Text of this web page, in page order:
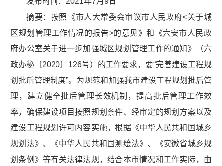
摘要：按照《市人大常委会审议市人民政府<关于城
区规划管理工作情况的报告>的意见》和《六安市人民政
府办公室关于进一步加强城区规划管理工作的通知》（六
政办秘〔2020〕126号）的工作要求，要“完善建设工程规
划批后管理制度”。为规范和加强我市建设工程规划批后管
理，建立健全批后管理长效机制，提高批后管理工作效
率，确保建设项目按照规划条件、经审定的规划方案以及
建设工程规划许可内容实施，根据《中华人民共和国城乡
规划法》、《中华人民共和国测绘法》、《安徽省城乡规
划条例》等有关法律法规，结合本市情况和工作实际，由